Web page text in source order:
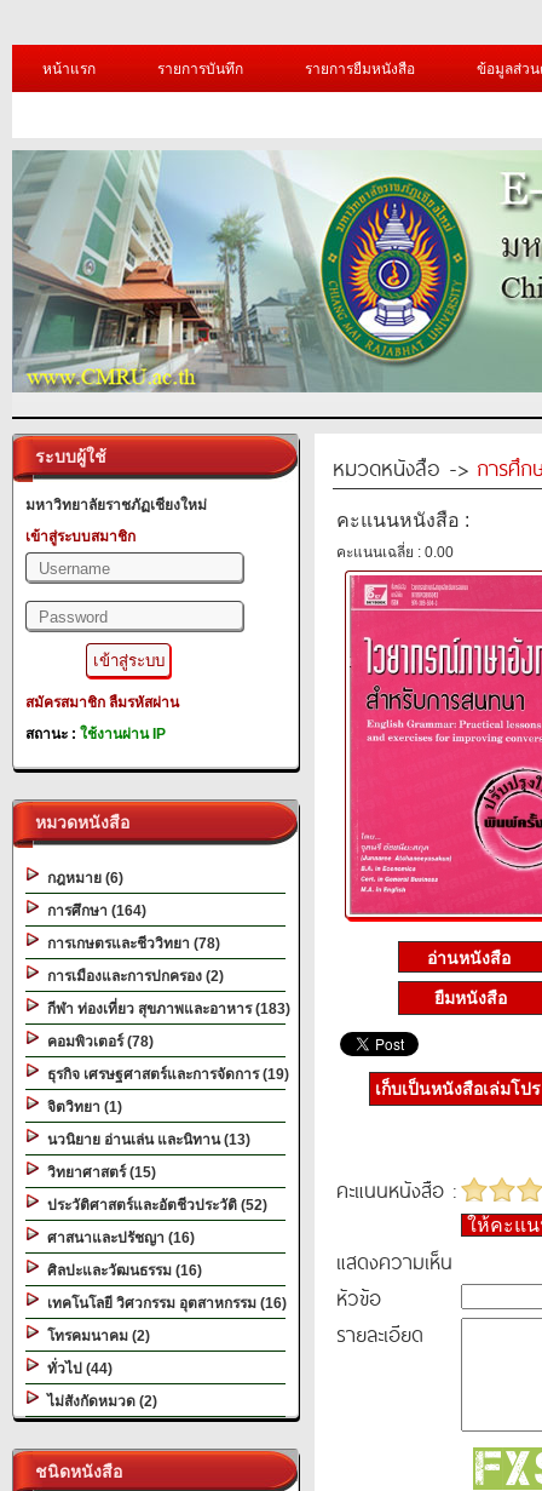
หน้าแรก รายการบันทึก รายการยืมหนังสือ ข้อมูลส่ว
ระบบผู้ใช้
มหาวิทยาลัยราชภัฏเชียงใหม่
เข้าสู่ระบบสมาชิก
สมัครสมาชิก ลืมรหัสผ่าน
สถานะ : ใช้งานผ่าน IP
หมวดหนังสือ
กฎหมาย (6)
การศึกษา (164)
การเกษตรและชีววิทยา (78)
การเมืองและการปกครอง (2)
กีฬา ท่องเที่ยว สุขภาพและอาหาร (183)
คอมพิวเตอร์ (78)
ธุรกิจ เศรษฐศาสตร์และการจัดการ (19)
จิตวิทยา (1)
นวนิยาย อ่านเล่น และนิทาน (13)
วิทยาศาสตร์ (15)
ประวัติศาสตร์และอัตชีวประวัติ (52)
ศาสนาและปรัชญา (16)
ศิลปะและวัฒนธรรม (16)
เทคโนโลยี วิศวกรรม อุตสาหกรรม (16)
โทรคมนาคม (2)
ทั่วไป (44)
ไม่สังกัดหมวด (2)
ชนิดหนังสือ
หมวดหนังสือ -> การศึก
คะแนนหนังสือ :
คะแนนเฉลี่ย : 0.00
ยืมหนังสือ
เก็บเป็นหนังสือเล่มโป
คะแนนหนังสือ :
ให้คะแ
แสดงความเห็น
หัวข้อ
รายละเอียด